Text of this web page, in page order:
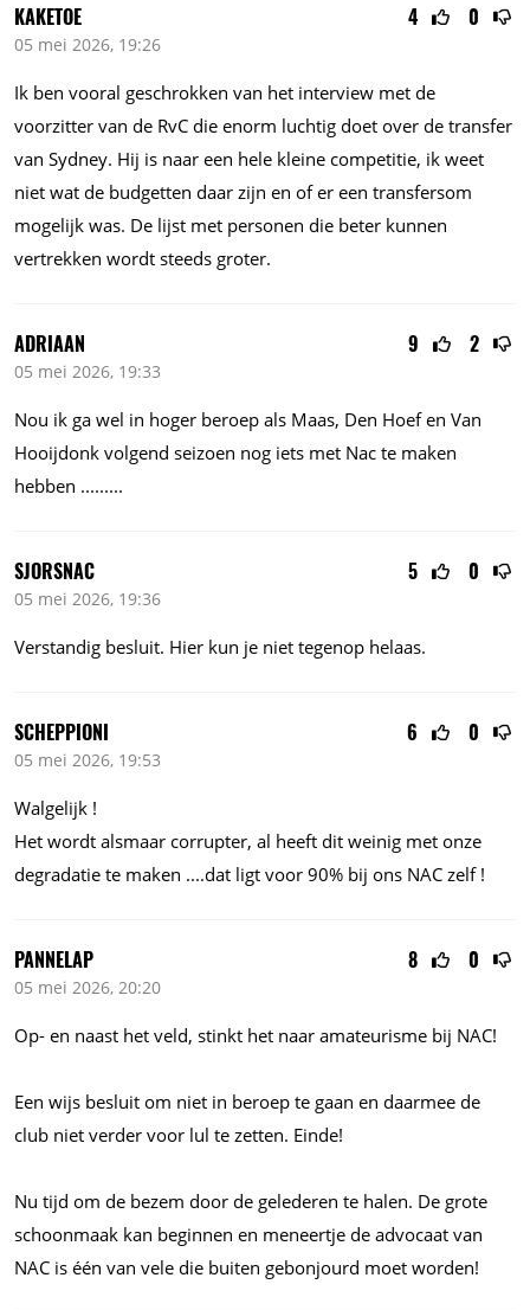
4 0
KAKETOE
05 mei 2026, 19:26
Ik ben vooral geschrokken van het interview met de
voorzitter van de RvC die enorm luchtig doet over de transfer
van Sydney. Hij is naar een hele kleine competitie, ik weet
niet wat de budgetten daar zijn en of er een transfersom
mogelijk was. De lijst met personen die beter kunnen
vertrekken wordt steeds groter.
9 2
ADRIAAN
05 mei 2026, 19:33
Nou ik ga wel in hoger beroep als Maas, Den Hoef en Van
Hooijdonk volgend seizoen nog iets met Nac te maken
hebben .........
5 0
SJORSNAC
05 mei 2026, 19:36
Verstandig besluit. Hier kun je niet tegenop helaas.
6 0
SCHEPPIONI
05 mei 2026, 19:53
Walgelijk !
Het wordt alsmaar corrupter, al heeft dit weinig met onze
degradatie te maken ....dat ligt voor 90% bij ons NAC zelf !
8 0
PANNELAP
05 mei 2026, 20:20
Op- en naast het veld, stinkt het naar amateurisme bij NAC!
Een wijs besluit om niet in beroep te gaan en daarmee de
club niet verder voor lul te zetten. Einde!
Nu tijd om de bezem door de gelederen te halen. De grote
schoonmaak kan beginnen en meneertje de advocaat van
NAC is één van vele die buiten gebonjourd moet worden!